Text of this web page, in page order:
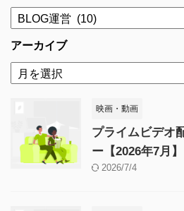
アーカイブ
映画・動画
プライムビデオ
ー【2026年7月】
2026/7/4